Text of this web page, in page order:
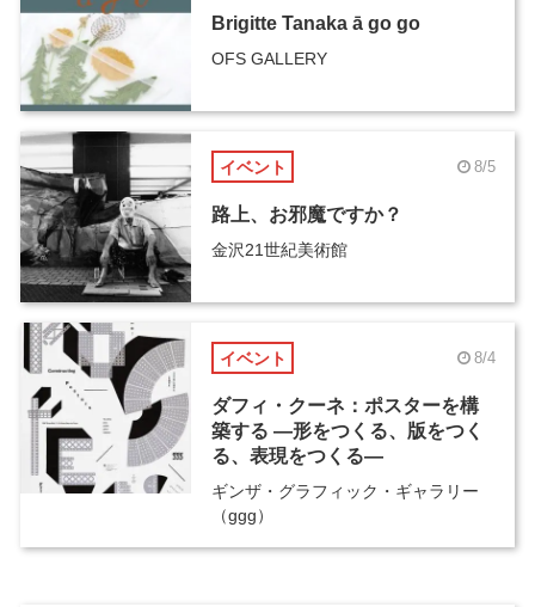
Brigitte Tanaka ā go go
OFS GALLERY
イベント 8/5
路上、お邪魔ですか？
金沢21世紀美術館
イベント 8/4
ダフィ・クーネ：ポスターを構
築する ―形をつくる、版をつく
る、表現をつくる―
ギンザ・グラフィック・ギャラリー
（ggg）